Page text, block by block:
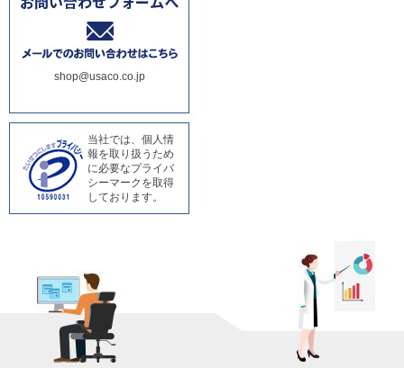
shop@usaco.co.jp
当社では、個人情
報を取り扱うため
に必要なプライバ
シーマークを取得
しております。